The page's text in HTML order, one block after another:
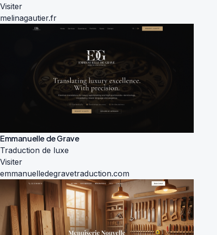
Visiter
melinagautier.fr
Emmanuelle de Grave
Traduction de luxe
Visiter
emmanuelledegravetraduction.com